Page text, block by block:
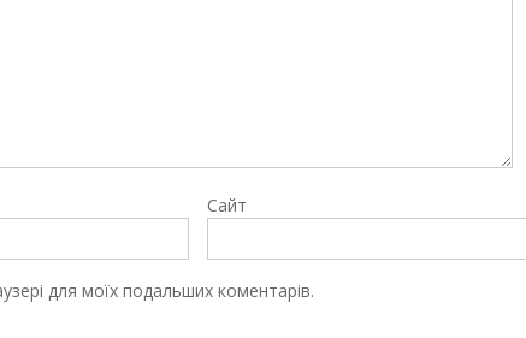
Сайт
для моїх подальших коментарів.